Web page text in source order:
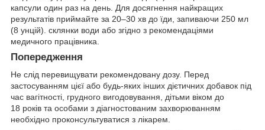
капсули один раз на день. Для досягнення найкращих
результатів приймайте за 20–30 хв до їди, запиваючи 250 мл
(8 унцій). склянки води або згідно з рекомендаціями
медичного працівника.
Попередження
Не слід перевищувати рекомендовану дозу. Перед
застосуванням цієї або будь-яких інших дієтичних добавок під
час вагітності, грудного вигодовування, дітьми віком до
18 років та особами з діагностованим захворюванням
необхідно проконсультуватися з лікарем.